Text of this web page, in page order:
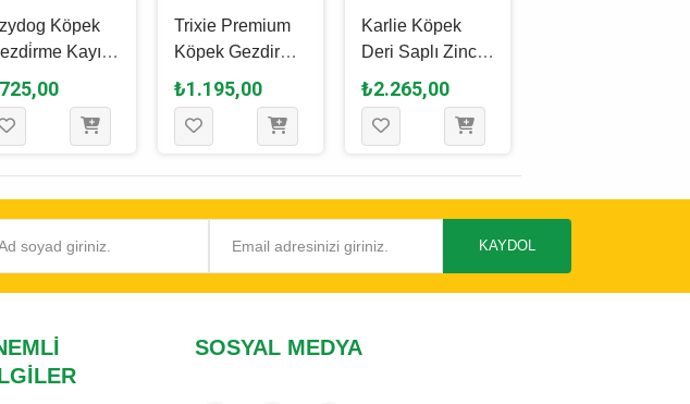
Köpek
Kayışı
Vario 4
180 Cm -
Trixie Premium
Köpek Gezdirme
Kayışı M - L,
Kum Beji, 1 M -
20 Mm
₺1.195,00
Karlie Köpek
Deri Saplı Zincir
Uzatma 100 Cm
4 Mm Siyah
₺2.265,00
KAYDOL
SOSYAL MEDYA